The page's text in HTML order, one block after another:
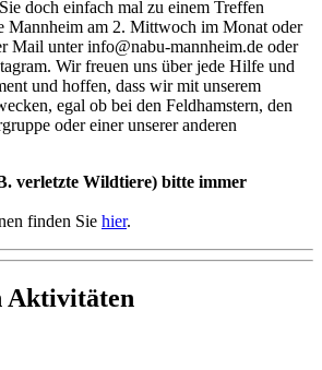
doch einfach mal zu einem Treffen
Mannheim am 2. Mittwoch im Monat oder
Mail unter info@nabu-mannheim.de oder
Wir freuen uns über jede Hilfe und
und hoffen, dass wir mit unserem
egal ob bei den Feldhamstern, den
oder einer unserer anderen
verletzte Wildtiere) bitte immer
finden Sie hier.
Aktivitäten